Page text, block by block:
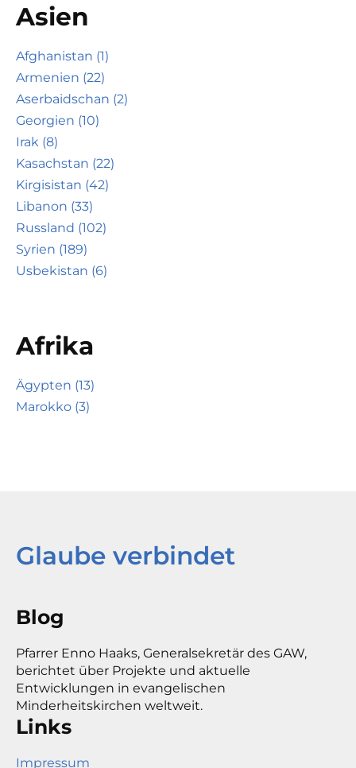
Asien
Afghanistan (1)
Armenien (22)
Aserbaidschan (2)
Georgien (10)
Irak (8)
Kasachstan (22)
Kirgisistan (42)
Libanon (33)
Russland (102)
Syrien (189)
Usbekistan (6)
Afrika
Ägypten (13)
Marokko (3)
Glaube verbindet
Blog
Pfarrer Enno Haaks, Generalsekretär des GAW,
berichtet über Projekte und aktuelle
Entwicklungen in evangelischen
Minderheitskirchen weltweit.
Links
Impressum